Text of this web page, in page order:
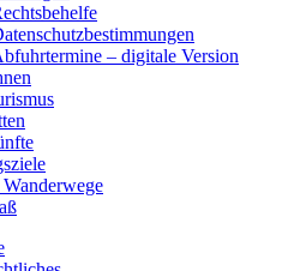
– digitale Version